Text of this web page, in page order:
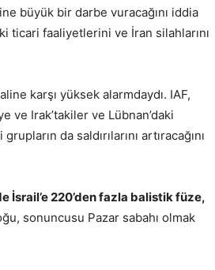
büyük bir darbe vuracağını iddia
ticari faaliyetlerini ve İran silahlarını
karşı yüksek alarmdaydı. IAF,
ve Irak’takiler ve Lübnan’daki
da saldırılarını artıracağını
İsrail’e 220’den fazla balistik füze,
sonuncusu Pazar sabahı olmak